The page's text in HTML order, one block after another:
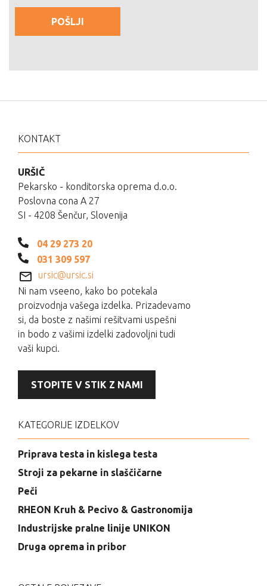
KONTAKT
URŠIČ
Pekarsko - konditorska oprema d.o.o.
Poslovna cona A 27
SI - 4208 Šenčur, Slovenija
04 29 273 20
031 309 597
ursic@ursic.si
Ni nam vseeno, kako bo potekala
proizvodnja vašega izdelka. Prizadevamo
si, da boste z našimi rešitvami uspešni
in bodo z vašimi izdelki zadovoljni tudi
vaši kupci.
STOPITE V STIK Z NAMI
KATEGORIJE IZDELKOV
Priprava testa in kislega testa
Stroji za pekarne in slaščičarne
Peči
RHEON Kruh & Pecivo & Gastronomija
Industrijske pralne linije UNIKON
Druga oprema in pribor